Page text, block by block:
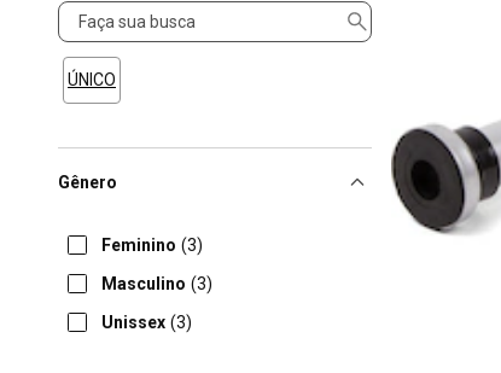
Tamanho
ÚNICO
Gênero
Feminino (3)
Masculino (3)
Unissex (3)